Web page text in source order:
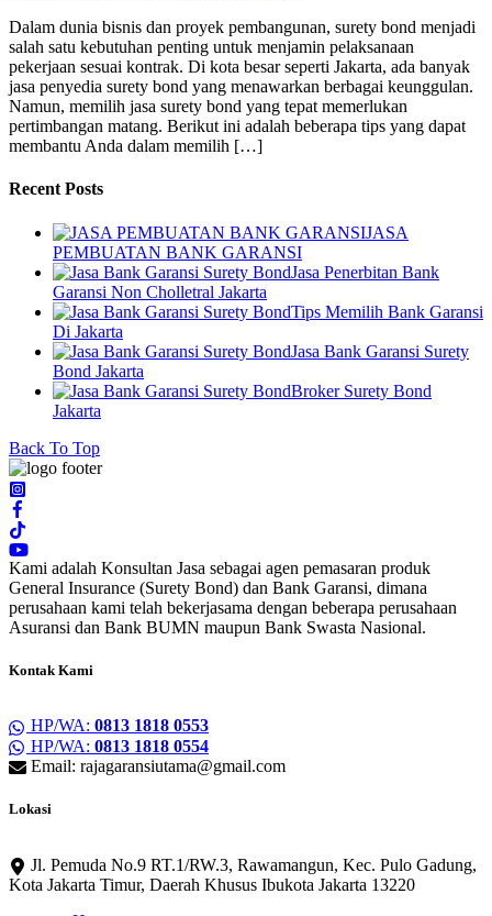
Dalam dunia bisnis dan proyek pembangunan, surety bond menjadi
salah satu kebutuhan penting untuk menjamin pelaksanaan
pekerjaan sesuai kontrak. Di kota besar seperti Jakarta, ada banyak
jasa penyedia surety bond yang menawarkan berbagai keunggulan.
Namun, memilih jasa surety bond yang tepat memerlukan
pertimbangan matang. Berikut ini adalah beberapa tips yang dapat
membantu Anda dalam memilih […]
Recent Posts
JASA
PEMBUATAN BANK GARANSI
Jasa Penerbitan Bank
Garansi Non Cholletral Jakarta
Tips Memilih Bank Garansi
Di Jakarta
Jasa Bank Garansi Surety
Bond Jakarta
Broker Surety Bond
Jakarta
Back To Top
Kami adalah Konsultan Jasa sebagai agen pemasaran produk
General Insurance (Surety Bond) dan Bank Garansi, dimana
perusahaan kami telah bekerjasama dengan beberapa perusahaan
Asuransi dan Bank BUMN maupun Bank Swasta Nasional.
Kontak Kami
HP/WA: 0813 1818 0553
HP/WA: 0813 1818 0554
Email: rajagaransiutama@gmail.com
Lokasi
Jl. Pemuda No.9 RT.1/RW.3, Rawamangun, Kec. Pulo Gadung,
Kota Jakarta Timur, Daerah Khusus Ibukota Jakarta 13220